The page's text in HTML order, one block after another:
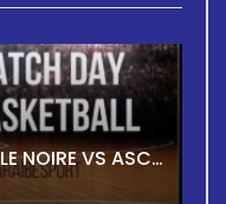
BASKETBALL F: ASC AIGLE NOIRE VS ASC TOUR